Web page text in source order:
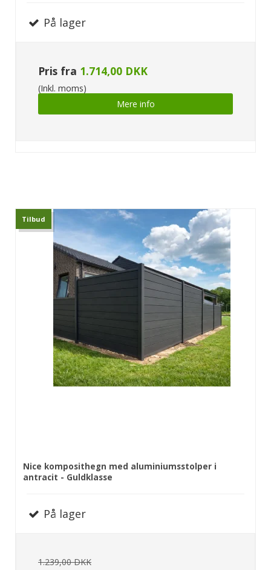
På lager
Pris fra 1.714,00 DKK
(Inkl. moms)
Mere info
Tilbud
Nice komposithegn med aluminiumsstolper i
antracit - Guldklasse
På lager
1.239,00 DKK